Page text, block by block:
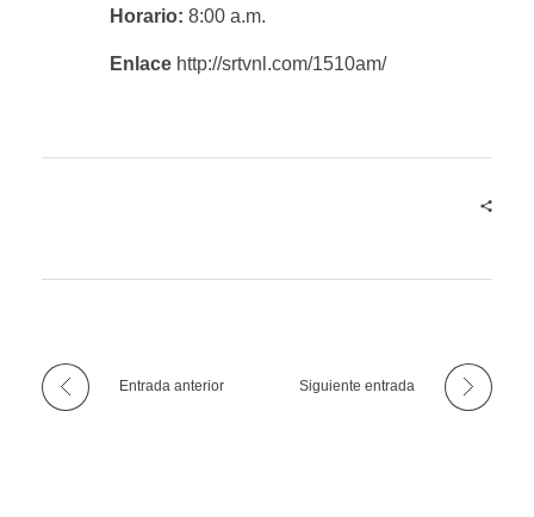
Horario: 8:00 a.m.
Enlace http://srtvnl.com/1510am/
Entrada anterior Siguiente entrada